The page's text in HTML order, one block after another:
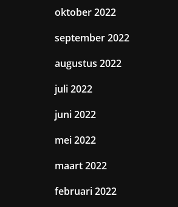
oktober 2022
september 2022
augustus 2022
juli 2022
juni 2022
mei 2022
maart 2022
februari 2022